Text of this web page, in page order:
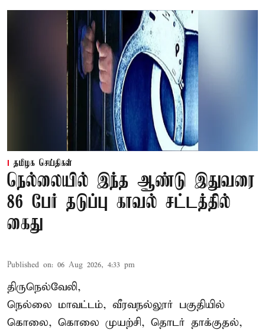
தமிழக செய்திகள்
நெல்லையில் இந்த ஆண்டு இதுவரை
86 பேர் தடுப்பு காவல் சட்டத்தில்
கைது
Published on: 06 Aug 2026, 4:33 pm
திருநெல்வேலி,
நெல்லை மாவட்டம், வீரவநல்லூர் பகுதியில்
கொலை, கொலை முயற்சி, தொடர் தாக்குதல்,